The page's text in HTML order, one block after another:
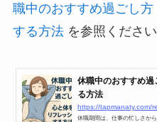
職中のおすすめ過ごし
する方法を参照ください
休職中のおすすめ
る方法
https://tapmanaty.com/
休職期間は、仕事の忙しさか